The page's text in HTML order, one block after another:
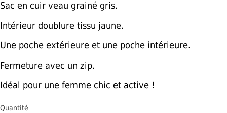
Sac en cuir veau grainé gris.
Intérieur doublure tissu jaune.
Une poche extérieure et une poche intérieure.
Fermeture avec un zip.
Idéal pour une femme chic et active !
Quantité